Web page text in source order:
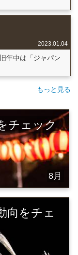
2023.01.04
年中は「ジャパン
もっと見る
チェック
8月
向をチェ